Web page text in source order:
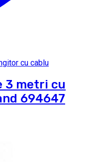
cu cablu
3 metri cu
694647